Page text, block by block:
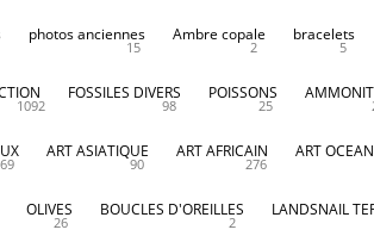
photos anciennes
15
Ambre copale
2
bracelets
5
1092
FOSSILES DIVERS
98
POISSONS
25
69
ART ASIATIQUE
90
ART AFRICAIN
276
ART
OLIVES
26
BOUCLES D'OREILLES
2
LANDSNAIL